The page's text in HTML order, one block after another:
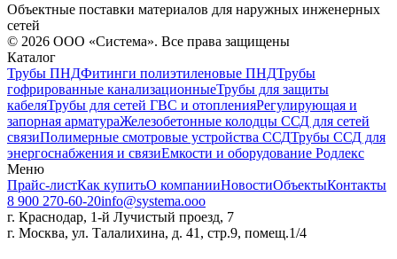
Объектные поставки материалов для наружных инженерных
сетей
© 2026 ООО «Система». Все права защищены
Каталог
Трубы ПНДФитинги полиэтиленовые ПНДТрубы
гофрированные канализационныеТрубы для защиты
кабеляТрубы для сетей ГВС и отопленияРегулирующая и
запорная арматураЖелезобетонные колодцы ССД для сетей
связиПолимерные смотровые устройства ССДТрубы ССД для
энергоснабжения и связиЕмкости и оборудование Родлекс
Меню
Прайс-листКак купитьО компанииНовостиОбъектыКонтакты
8 900 270-60-20info@systema.ooo
г. Краснодар, 1-й Лучистый проезд, 7
г. Москва, ул. Талалихина, д. 41, стр.9, помещ.1/4